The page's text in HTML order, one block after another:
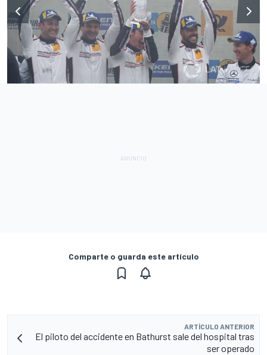
Comparte o guarda este artículo
ARTÍCULO ANTERIOR
El piloto del accidente en Bathurst sale del hospital tras
ser operado